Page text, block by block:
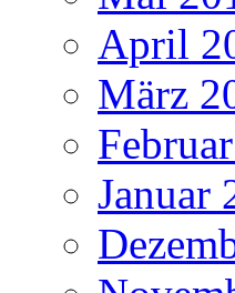
April
März
Januar